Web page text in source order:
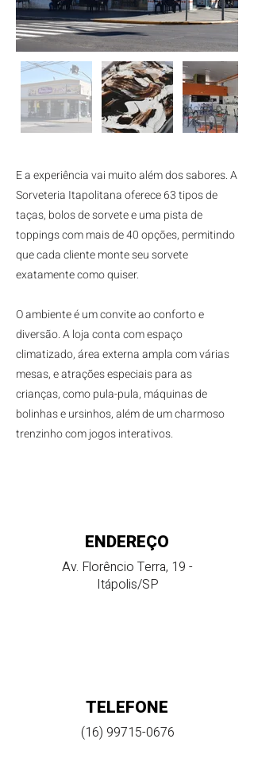
E a experiência vai muito além dos sabores. A
Sorveteria Itapolitana oferece 63 tipos de
taças, bolos de sorvete e uma pista de
toppings com mais de 40 opções, permitindo
que cada cliente monte seu sorvete
exatamente como quiser.
O ambiente é um convite ao conforto e
diversão. A loja conta com espaço
climatizado, área externa ampla com várias
mesas, e atrações especiais para as
crianças, como pula-pula, máquinas de
bolinhas e ursinhos, além de um charmoso
trenzinho com jogos interativos.
ENDEREÇO
Av. Florêncio Terra, 19 -
Itápolis/SP
TELEFONE
(16) 99715-0676